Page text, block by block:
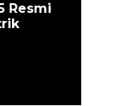
Resmi